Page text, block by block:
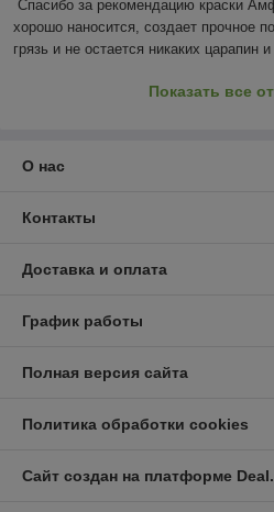
Спасибо за рекомендацию краски
хорошо наносится, создает прочное
грязь и не остается никаких царапин
Показать все
О нас
Контакты
Доставка и оплата
График работы
Полная версия сайта
Политика обработки cookies
Сайт создан на платформе